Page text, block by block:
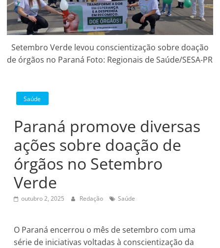
Setembro Verde levou conscientização sobre doação
de órgãos no Paraná Foto: Regionais de Saúde/SESA-PR
Saúde
Paraná promove diversas
ações sobre doação de
órgãos no Setembro
Verde
outubro 2, 2025 Redação Saúde
O Paraná encerrou o mês de setembro com uma
série de iniciativas voltadas à conscientização da